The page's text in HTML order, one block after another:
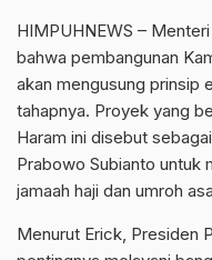
HIMPUHNEWS –
bahwa pembangunan
akan mengusung prinsip
tahapnya. Proyek yang
Haram ini disebut
Prabowo Subianto untuk
jamaah haji dan umroh
Menurut Erick, Presiden